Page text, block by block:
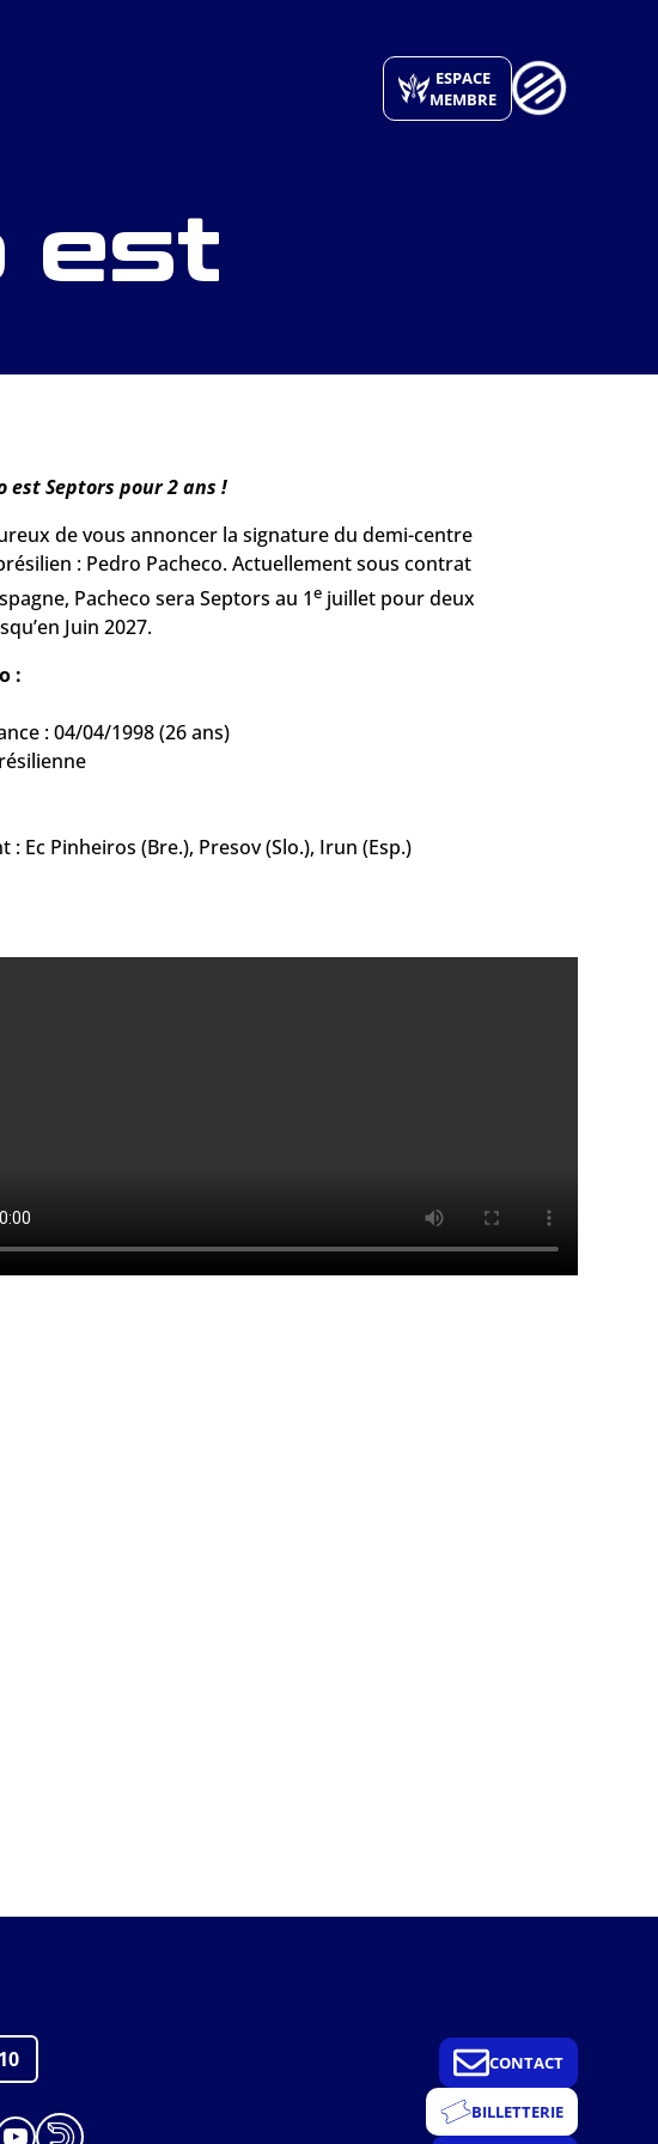
ESPACE
MEMBRE
est
est Septors pour 2 ans !
de vous annoncer la signature du demi-centre
: Pedro Pacheco. Actuellement sous contrat
Pacheco sera Septors au 1ejuillet pour deux
Juin 2027.
:
: 04/04/1998 (26 ans)
: Ec Pinheiros (Bre.), Presov (Slo.), Irun (Esp.)
YouTube
CONTACT
BILLETTERIE